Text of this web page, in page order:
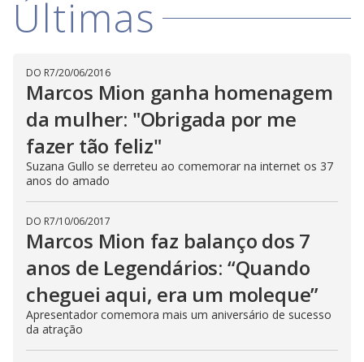
i
d
e
o
Últimas
DO R7/20/06/2016
Marcos Mion ganha homenagem
da mulher: "Obrigada por me
fazer tão feliz"
Suzana Gullo se derreteu ao comemorar na internet os 37
anos do amado
DO R7/10/06/2017
Marcos Mion faz balanço dos 7
anos de Legendários: “Quando
cheguei aqui, era um moleque”
Apresentador comemora mais um aniversário de sucesso
da atração